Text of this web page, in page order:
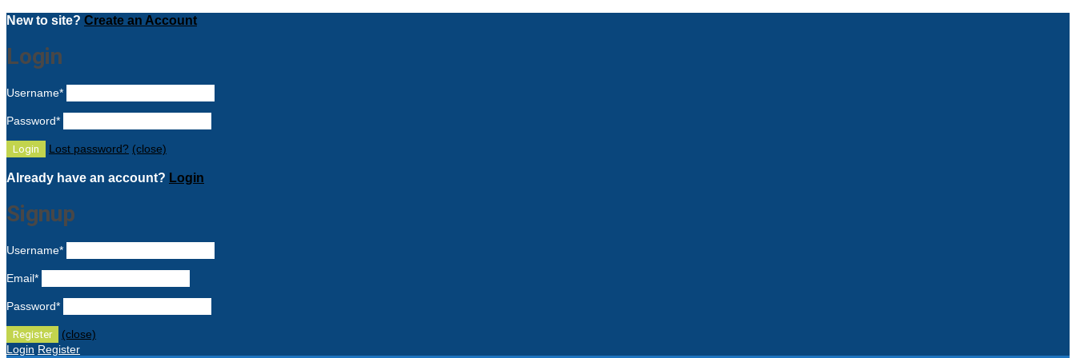
New to site? Create an Account
Login
Username*
Password*
Lost password? (close)
Already have an account? Login
Signup
Username*
Email*
Password*
(close)
Login Register